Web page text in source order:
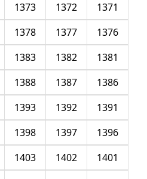
1371
1372
1373
1376
1377
1378
1381
1382
1383
1386
1387
1388
1391
1392
1393
1396
1397
1398
1401
1402
1403